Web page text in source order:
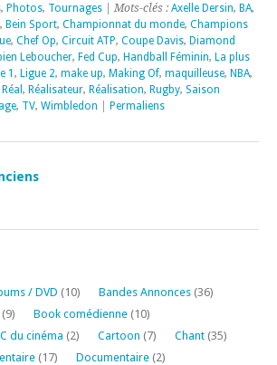
, Photos, Tournages | Mots-clés : Axelle Dersin, BA,
, Bein Sport, Championnat du monde, Champions
, Chef Op, Circuit ATP, Coupe Davis, Diamond
Leboucher, Fed Cup, Handball Féminin, La plus
1 , Ligue 2, make up, Making Of, maquilleuse, NBA,
Réal , Réalisateur, Réalisation, Rugby, Saison
, TV, Wimbledon Permaliens
/ DVD (10) Bandes Annonces (36)
(9) Book comédienne (10)
C du cinéma (2) Cartoon (7) Chant (35)
(17) Documentaire (2)